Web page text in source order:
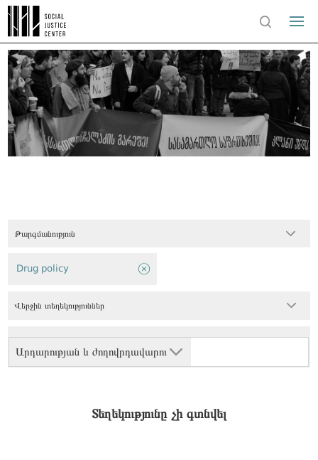
Թարգմանություն
Արդարության և ժողովրդավարու
Drug policy
Վերջին տեղեկություններ
Տեղեկությունը չի գտնվել